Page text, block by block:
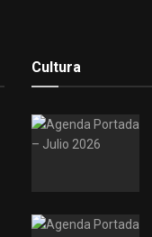
Cultura